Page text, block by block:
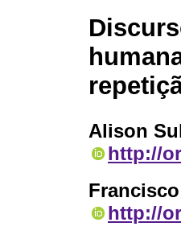
Alison
http://
http://